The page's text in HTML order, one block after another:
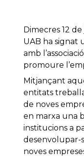
Dimecres 12
UAB ha signat
amb
promoure
Mitjançant
entitats
de noves
en marxa una
institucions a
desenvolupar-
noves